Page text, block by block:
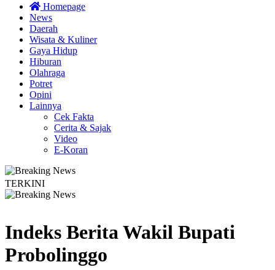
Homepage
News
Daerah
Wisata & Kuliner
Gaya Hidup
Hiburan
Olahraga
Potret
Opini
Lainnya
Cek Fakta
Cerita & Sajak
Video
E-Koran
TERKINI
Indeks Berita Wakil Bupati
Probolinggo